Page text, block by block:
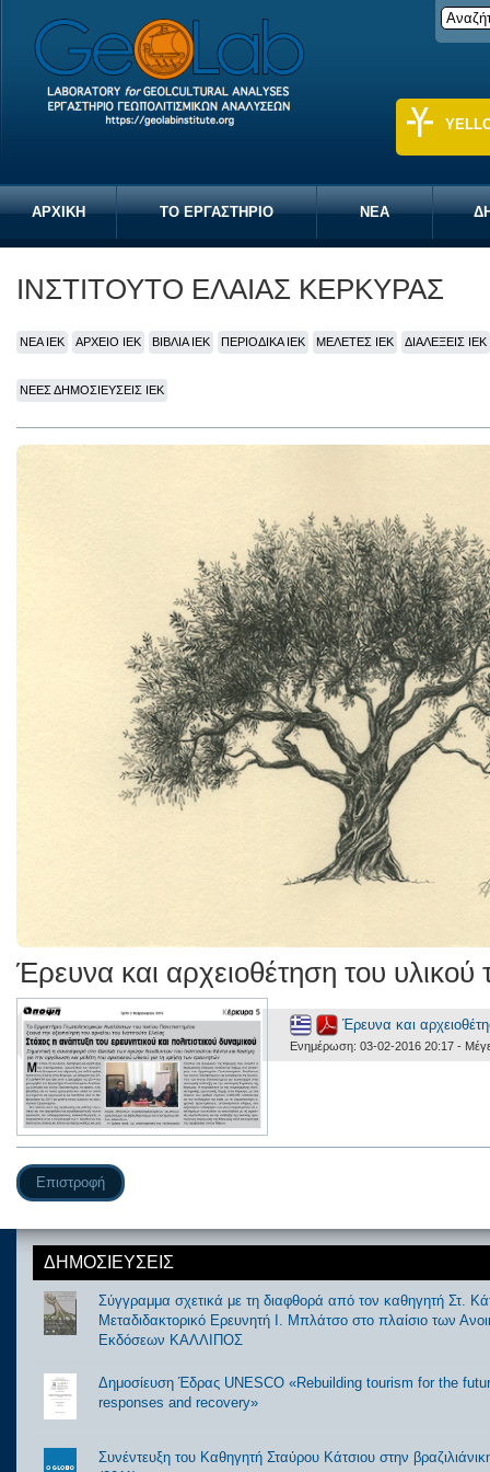
ΑΡΧΙΚΗ ΤΟ ΕΡΓΑΣΤΗΡΙΟ ΝΕΑ
ΙΝΣΤΙΤΟΥΤΟ ΕΛΑΙΑΣ ΚΕΡΚΥΡΑΣ
ΝΕΑ ΙΕΚ ΑΡΧΕΙΟ ΙΕΚ ΒΙΒΛΙΑ ΙΕΚ ΠΕΡΙΟΔΙΚΑ ΙΕΚ ΜΕΛΕΤΕΣ ΙΕΚ ΔΙΑΛΕΞΕΙΣ ΙΕΚ
ΝΕΕΣ ΔΗΜΟΣΙΕΥΣΕΙΣ ΙΕΚ
Έρευνα και αρχειοθέτηση του υλικού
Έρευνα και
Ενημέρωση: 03-02-2016 20:17 -
Επιστροφή
ΔΗΜΟΣΙΕΥΣΕΙΣ
Σύγγραμμα σχετικά με τη διαφθορά από τον καθηγητή Στ.
Μεταδιδακτορικό Ερευνητή Ι. Μπλάτσο στο πλαίσιο των
Εκδόσεων ΚΑΛΛΙΠΟΣ
Δημοσίευση Έδρας UNESCO «Rebuilding tourism for the
responses and recovery»
Συνέντευξη του Καθηγητή Σταύρου Κάτσιου στην